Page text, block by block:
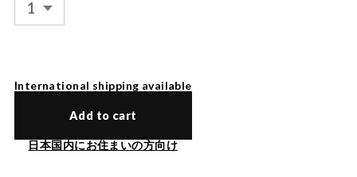
International shipping available
Add to cart
日本国内にお住まいの方向け